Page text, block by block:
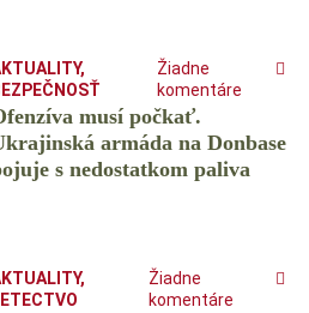
,
Žiadne
komentáre
musí počkať.
armáda na Donbase
s nedostatkom paliva
,
Žiadne
komentáre